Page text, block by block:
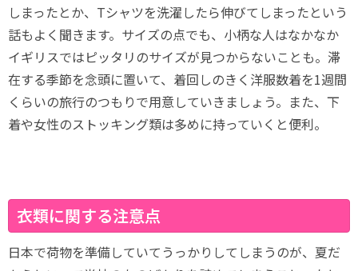
しまったとか、Tシャツを洗濯したら伸びてしまったという
話もよく聞きます。サイズの点でも、小柄な人はなかなか
イギリスではピッタリのサイズが見つからないことも。滞
在する季節を念頭に置いて、着回しのきく洋服数着を1週間
くらいの旅行のつもりで用意していきましょう。また、下
着や女性のストッキング類は多めに持っていくと便利。
衣類に関する注意点
日本で荷物を準備していてうっかりしてしまうのが、夏だ